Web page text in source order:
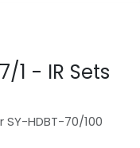
1 - IR Sets
SY-HDBT-70/100